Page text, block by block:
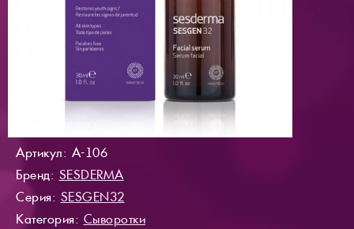
Артикул: A-106
Бренд: SESDERMA
Серия: SESGEN32
Категория: Сыворотки